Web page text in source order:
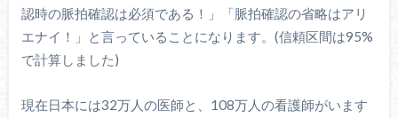
認時の脈拍確認は必須である！」「脈拍確認の省略はアリ
エナイ！」と言っていることになります。(信頼区間は95%
で計算しました)
現在日本には32万人の医師と、108万人の看護師がいます